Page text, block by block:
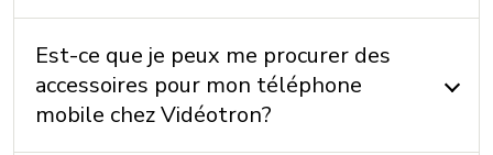
Est-ce que je peux me procurer des
accessoires pour mon téléphone
mobile chez Vidéotron?